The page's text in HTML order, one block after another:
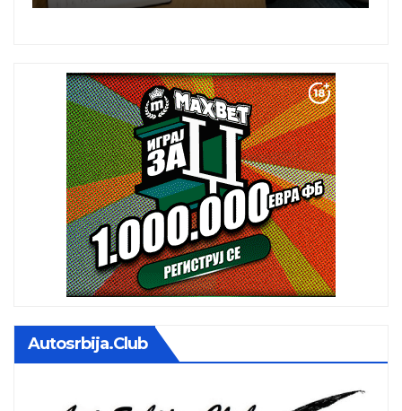
Autosrbija.club